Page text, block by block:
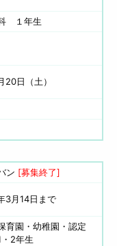
１年生
日（土）
ン [募集終了]
3月14日まで
育園・幼稚園・認定
2年生